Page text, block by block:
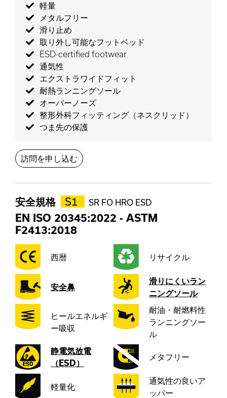
軽量
メタルフリー
滑り止め
取り外し可能なフットベッド
ESD-certified footwear
通気性
エクストラワイドフィット
耐熱ランニングソール
オーバーノーズ
整形外科フィッティング（ネスクリッド）
つま先の保護
訪問を申し込む
安全規格 S1 SR FO HRO ESD
EN ISO 20345:2022 - ASTM
F2413:2018
西暦 リサイクル
安全鼻
滑りにくいラン
ニングソール
ヒールエネルギ
ー吸収
耐油・耐燃料性
ランニングソー
ル
静電気放電
（ESD）
メタフリー
軽量化
通気性の良いア
ッパー